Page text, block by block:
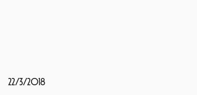
22/3/2018